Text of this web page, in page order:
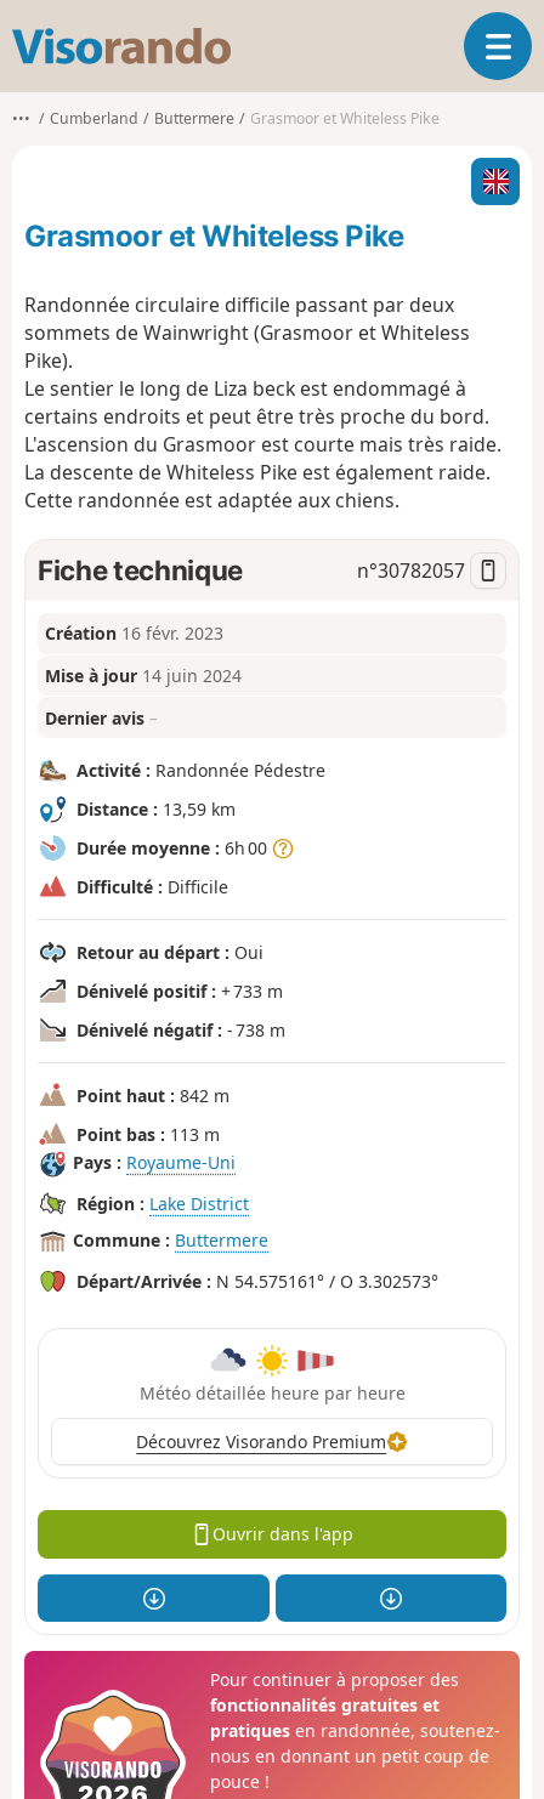
s
o
o
O
u
i
r
l
••• Cumberland Buttermere Grasmoor et Whiteless Pike
Grasmoor et Whiteless Pike
Randonnée circulaire difficile passant par deux
sommets de Wainwright (Grasmoor et Whiteless
Pike).
Le sentier le long de Liza beck est endommagé à
certains endroits et peut être très proche du bord.
L'ascension du Grasmoor est courte mais très raide.
La descente de Whiteless Pike est également raide.
Cette randonnée est adaptée aux chiens.
Fiche technique n°30782057
Création 16 févr. 2023
Mise à jour 14 juin 2024
Dernier avis –
Activité : Randonnée Pédestre
Distance : 13,59 km
Durée moyenne : 6h 00
Difficulté : Difficile
Retour au départ : Oui
Dénivelé positif : + 733 m
Dénivelé négatif : - 738 m
Point haut : 842 m
Point bas : 113 m
Pays : Royaume-Uni
Région : Lake District
Commune : Buttermere
Départ/Arrivée : N 54.575161° / O 3.302573°
Météo détaillée heure par heure
Découvrez Visorando Premium
Ouvrir dans l'app
Pour continuer à proposer des
fonctionnalités gratuites et
pratiquesen randonnée, soutenez-
nous en donnant un petit coup de
pouce !